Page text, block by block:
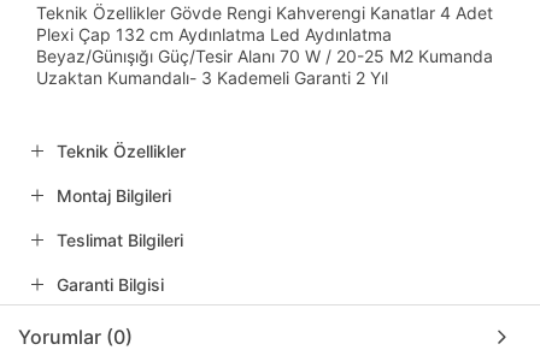
Teknik Özellikler Gövde Rengi Kahverengi Kanatlar 4 Adet
Plexi Çap 132 cm Aydınlatma Led Aydınlatma
Beyaz/Günışığı Güç/Tesir Alanı 70 W / 20-25 M2 Kumanda
Uzaktan Kumandalı- 3 Kademeli Garanti 2 Yıl
Teknik Özellikler
Montaj Bilgileri
Teslimat Bilgileri
Garanti Bilgisi
Yorumlar (0)